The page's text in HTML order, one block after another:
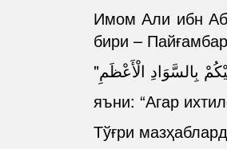
Имом Али ибн
бири –
яъни: “Агар
Тўғри